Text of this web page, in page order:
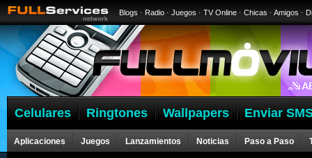
Blogs · Radio · Juegos · TV Online · Chicas · Amigos ·
Celulares Ringtones Wallpapers Enviar
Aplicaciones Juegos Lanzamientos Noticias Paso a Paso